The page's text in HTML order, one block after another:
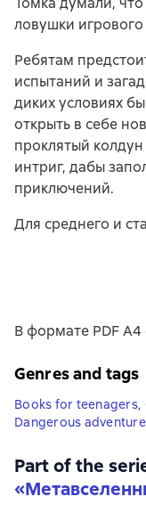
ловушки
Ребятам
испытаний и
диких условиях
открыть в себе
проклятый
интриг, дабы
приключений.
Для среднего и
В формате PDF A4
Genres and tags
Books for teenagers,
Dangerous
Part of the
«